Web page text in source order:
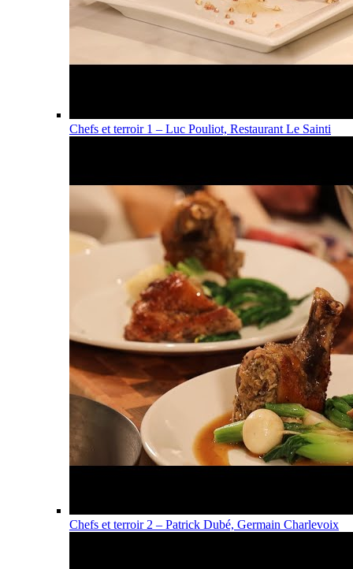
Chefs et terroir 1 – Luc Pouliot, Restaurant Le Sainti
Chefs et terroir 2 – Patrick Dubé, Germain Charlevoix